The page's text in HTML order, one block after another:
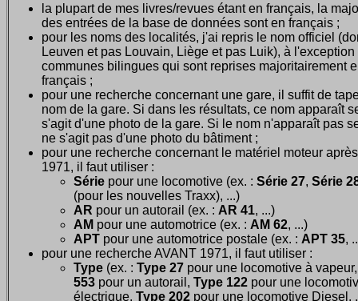
la plupart de mes livres/revues étant en français, la
des entrées de la base de données sont en français ;
pour les noms des localités, j'ai repris le nom officiel
Leuven et pas Louvain, Liège et pas Luik), à l'exception
communes bilingues qui sont reprises majoritairement
français ;
pour une recherche concernant une gare, il suffit de
nom de la gare. Si dans les résultats, ce nom apparaît
s'agit d'une photo de la gare. Si le nom n'apparaît pas
ne s'agit pas d'une photo du bâtiment ;
pour une recherche concernant le matériel moteur après
1971, il faut utiliser :
Série pour une locomotive (ex. : Série 27, Série
(pour les nouvelles Traxx), ...)
AR pour un autorail (ex. : AR 41, ...)
AM pour une automotrice (ex. : AM 62, ...)
APT pour une automotrice postale (ex. : APT 35,
pour une recherche AVANT 1971, il faut utiliser :
Type (ex. : Type 27 pour une locomotive à
553 pour un autorail, Type 122 pour une
électrique, Type 202 pour une locomotive Diesel,